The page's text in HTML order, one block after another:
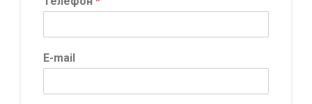
*
Т
л
E-mail